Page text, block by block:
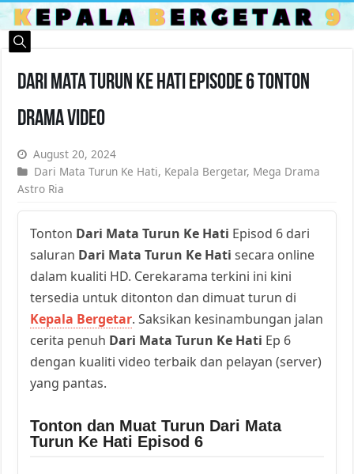
Dari Mata Turun Ke Hati Episode 6 Tonton
Drama Video
August 20, 2024
Dari Mata Turun Ke Hati, Kepala Bergetar, Mega Drama
Astro Ria
Tonton Dari Mata Turun Ke Hati Episod 6 dari
saluran Dari Mata Turun Ke Hati secara online
dalam kualiti HD. Cerekarama terkini ini kini
tersedia untuk ditonton dan dimuat turun di
Kepala Bergetar. Saksikan kesinambungan jalan
cerita penuh Dari Mata Turun Ke Hati Ep 6
dengan kualiti video terbaik dan pelayan (server)
yang pantas.
Tonton dan Muat Turun Dari Mata
Turun Ke Hati Episod 6